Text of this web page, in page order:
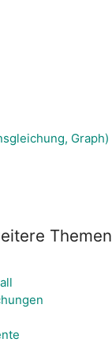
Graph)
Themen